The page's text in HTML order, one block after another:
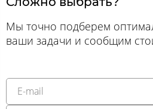
Мы точно подберем
ваши задачи и сообщим